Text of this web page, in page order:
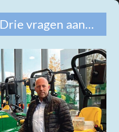
Drie vragen aan…